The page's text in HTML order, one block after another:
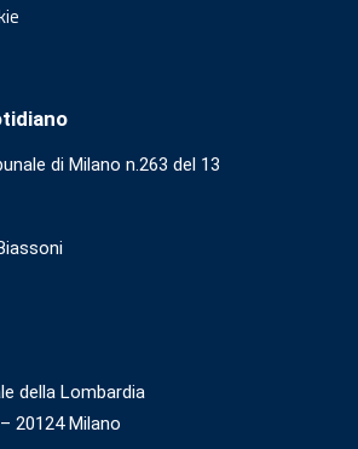
di Milano n.263 del 13
della Lombardia
20124 Milano